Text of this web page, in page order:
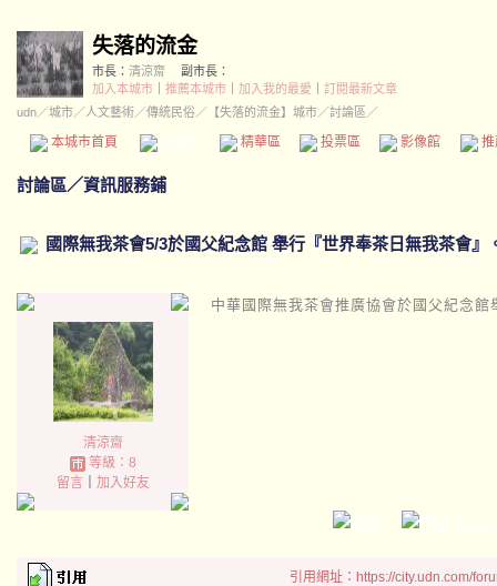
失落的流金
市長： 清涼齋
副市長：
加入本城市
推薦本城市 加入我的最愛
訂閱最新文章
udn／城市／人文藝術／傳統民俗／ 【失落的流金】城市／討論區／
本城市首頁 精華區 投票區 影像館
討論區／資訊服務鋪
國際無我茶會5/3於國父紀念館 舉行『世界奉茶日無我茶會』
清涼齋
等級：8
留言｜ 加入好友
中華國際無我茶會推廣協會於國父紀念
引用網址：https://city.udn.com/